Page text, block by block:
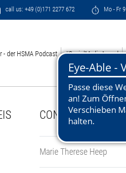
call us: +49 (0)171 2277 672 Mo - Fr
- der HSMA Podcast #SocialMediaAward
CONTACT:
Marie Therese Heep